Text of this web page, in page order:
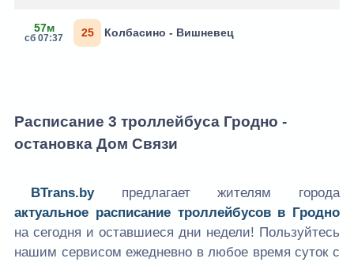
57м
сб 07:37 25 Колбасино - Вишневец
Расписание 3 троллейбуса Гродно -
остановка Дом Связи
BTrans.byпредлагает жителям города
актуальное расписание троллейбусов в Гродно
на сегодня и оставшиеся дни недели! Пользуйтесь
нашим сервисом ежедневно в любое время суток с